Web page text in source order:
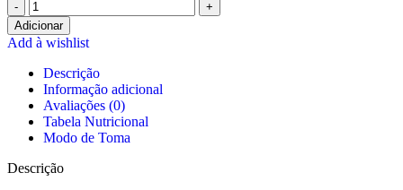
Quantidade
de
Biotech
Arthro
Forte
Liquid
500
Adicionar
Add à wishlist
Descrição
Informação adicional
Avaliações (0)
Tabela Nutricional
Modo de Toma
Descrição